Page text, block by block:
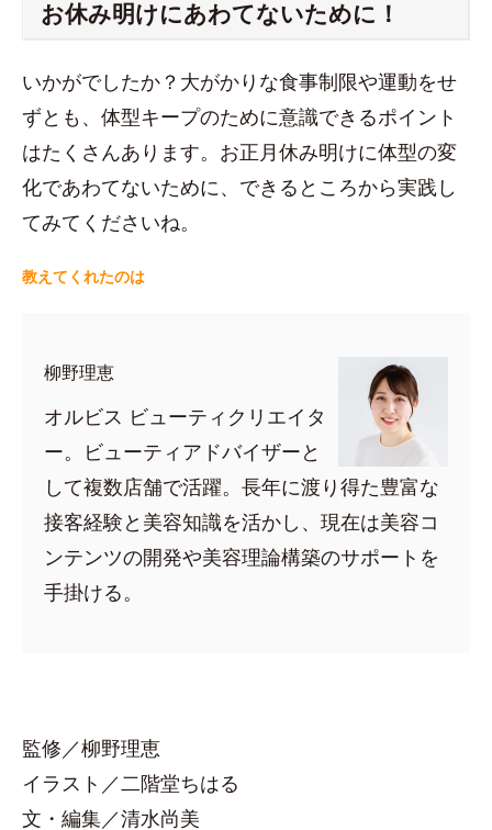
お休み明けにあわてないために！
いかがでしたか？大がかりな食事制限や運動をせ
ずとも、体型キープのために意識できるポイント
はたくさんあります。お正月休み明けに体型の変
化であわてないために、できるところから実践し
てみてくださいね。
教えてくれたのは
柳野理恵
オルビス ビューティクリエイタ
ー。ビューティアドバイザーと
して複数店舗で活躍。長年に渡り得た豊富な
接客経験と美容知識を活かし、現在は美容コ
ンテンツの開発や美容理論構築のサポートを
手掛ける。
監修／柳野理恵
イラスト／二階堂ちはる
文・編集／清水尚美